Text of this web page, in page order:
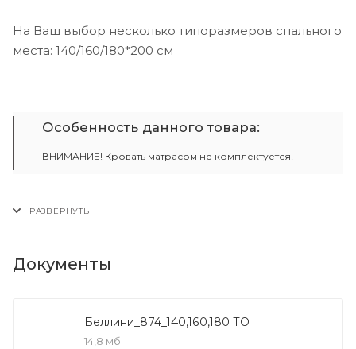
На Ваш выбор несколько типоразмеров спального
места: 140/160/180*200 см
Особенность данного товара:
ВНИМАНИЕ! Кровать матрасом не комплектуется!
Документы
Беллини_874_140,160,180 ТО
14,8 мб